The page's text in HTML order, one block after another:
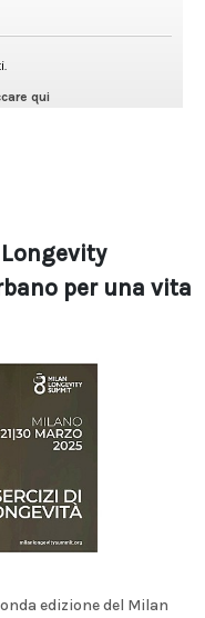
per una vita
edizione del Milan